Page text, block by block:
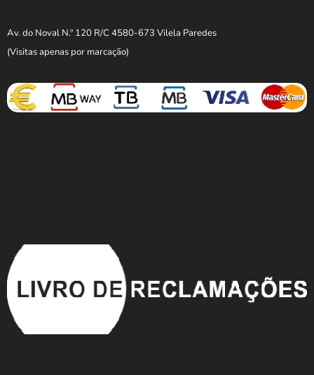
Av. do Noval N.º 120 R/C 4580-673 Vilela Paredes
(Visitas apenas por marcação)